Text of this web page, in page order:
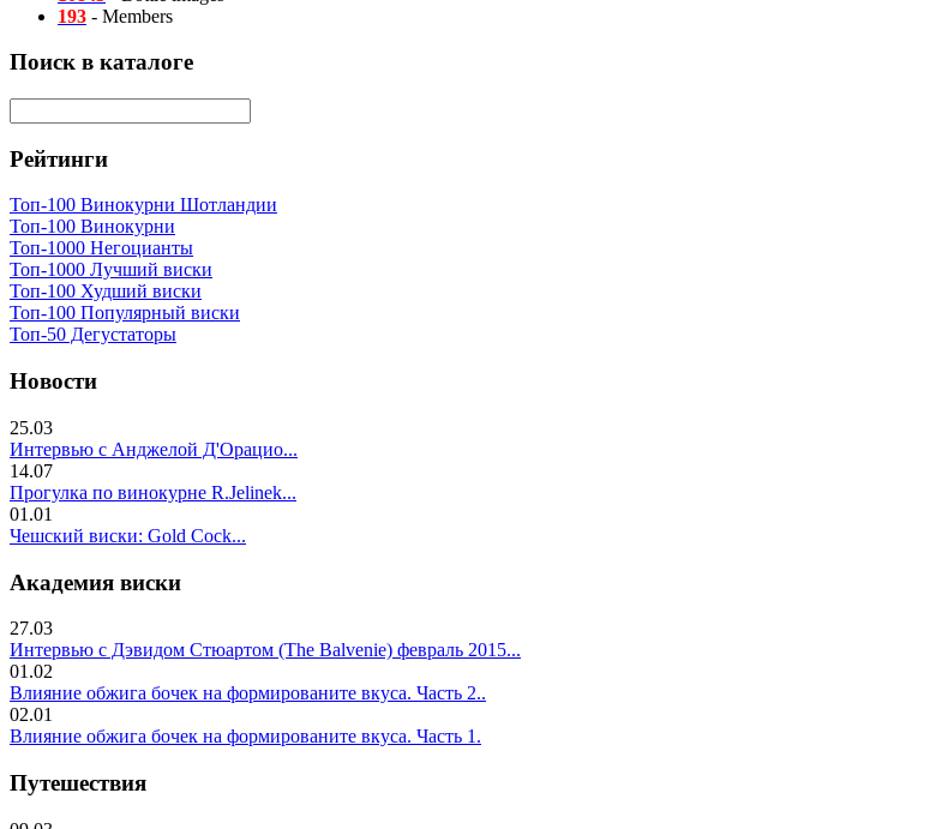
193 - Members
Поиск в каталоге
Рейтинги
Топ-100 Винокурни Шотландии
Топ-100 Винокурни
Топ-1000 Негоцианты
Топ-1000 Лучший виски
Топ-100 Худший виски
Топ-100 Популярный виски
Топ-50 Дегустаторы
Новости
25.03
Интервью с Анджелой Д'Орацио...
14.07
Прогулка по винокурне R.Jelinek...
01.01
Чешский виски: Gold Cock...
Академия виски
27.03
Интервью с Дэвидом Стюартом (The Balvenie) февраль 2015...
01.02
Влияние обжига бочек на формированите вкуса. Часть 2..
02.01
Влияние обжига бочек на формированите вкуса. Часть 1.
Путешествия